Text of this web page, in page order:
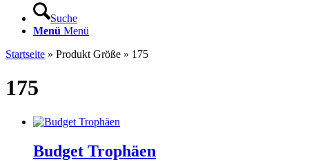
Suche
Menü Menü
Startseite » Produkt Größe » 175
175
Budget Trophäen